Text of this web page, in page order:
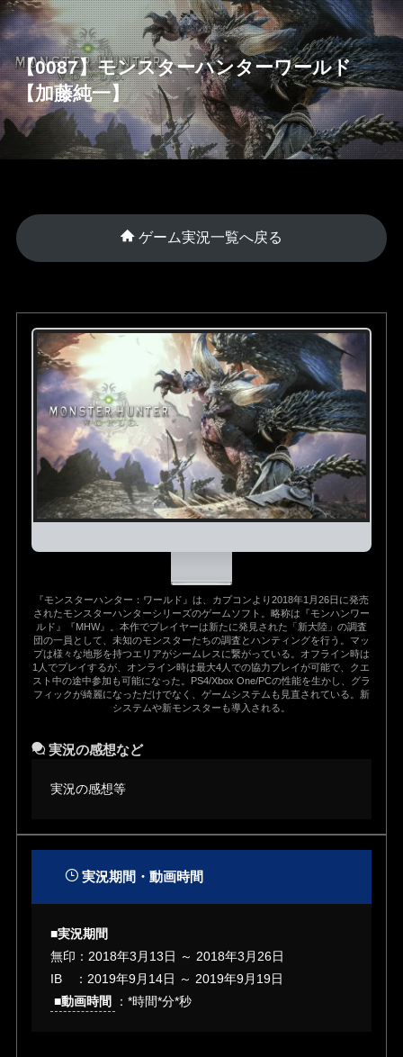
【0087】モンスターハンターワールド
【加藤純一】
ゲーム実況一覧へ戻る
『モンスターハンター：ワールド』は、カプコンより2018年1月26日に発売
されたモンスターハンターシリーズのゲームソフト。略称は『モンハンワー
ルド』『MHW』。本作でプレイヤーは新たに発見された「新大陸」の調査
団の一員として、未知のモンスターたちの調査とハンティングを行う。マッ
プは様々な地形を持つエリアがシームレスに繋がっている。オフライン時は
1人でプレイするが、オンライン時は最大4人での協力プレイが可能で、クエ
スト中の途中参加も可能になった。PS4/Xbox One/PCの性能を生かし、グラ
フィックが綺麗になっただけでなく、ゲームシステムも見直されている。新
システムや新モンスターも導入される。
実況の感想など
実況の感想等
実況期間・動画時間
■実況期間
無印：2018年3月13日 ～ 2018年3月26日
IB ：2019年9月14日 ～ 2019年9月19日
■動画時間
：*時間*分*秒